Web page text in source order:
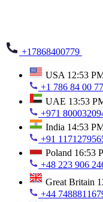
+17868400779
USA 12:53
+1 786 84 00
UAE 13:53
+971
India 14:53
+91
Poland 16:53
+48 223 906
Great Britain
+44